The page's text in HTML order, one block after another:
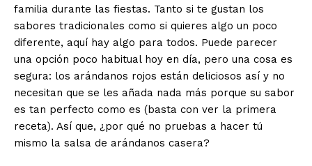
familia durante las fiestas. Tanto si te gustan los
sabores tradicionales como si quieres algo un poco
diferente, aquí hay algo para todos. Puede parecer
una opción poco habitual hoy en día, pero una cosa es
segura: los arándanos rojos están deliciosos así y no
necesitan que se les añada nada más porque su sabor
es tan perfecto como es (basta con ver la primera
receta). Así que, ¿por qué no pruebas a hacer tú
mismo la salsa de arándanos casera?